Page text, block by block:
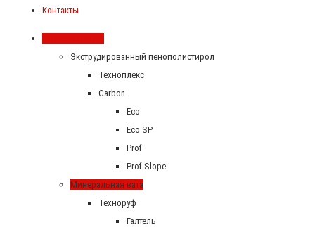
Контакты
Экструдированный пенополистирол
Техноплекс
Carbon
Eco
Eco SP
Prof
Prof Slope
Минеральная вата
Техноруф
Галтель